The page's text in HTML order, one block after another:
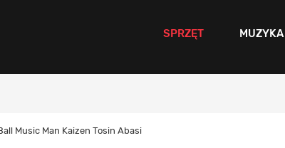
SPRZĘT MUZYKA
Music Man Kaizen Tosin Abasi